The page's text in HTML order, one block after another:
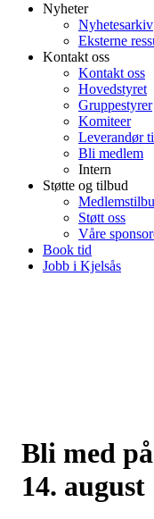
Nyheter
Nyhetesarkiv
Eksterne
Kontakt oss
Kontakt oss
Hovedstyret
Gruppestyrer
Komiteer
Leverandør
Bli medlem
Intern
Støtte og tilbud
Støtt oss
Våre
Book tid
Jobb i Kjelsås
Bli med
14. august